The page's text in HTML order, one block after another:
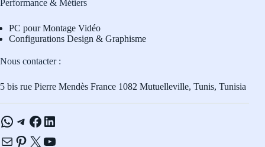
Performance & Métiers
PC pour Montage Vidéo
Configurations Design & Graphisme
Nous contacter :
5 bis rue Pierre Mendès France 1082 Mutuelleville, Tunis, Tunisia
WhatsApp
Telegram
Facebook
LinkedIn
E-mailPinterest
X YouTube